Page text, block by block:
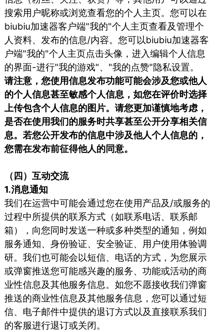
搜索用户昵称或浏览查看您的个人主页。您可以在
biubiu加速器客户端"我的"个人主页查看及管理个
人资料、发布的信息/内容。您可以biubiu加速器客
户端"我的"个人主页点击头像，进入编辑个人信息
的界面-进行"我的游戏"、"我的点赞"隐私设置。
请注意，您使用信息发布功能可能会涉及您或他人
的个人信息甚至敏感个人信息，如您在评价时选择
上传包含个人信息的图片。请您更加谨慎地考虑，
是否在使用我们的服务时共享甚至公开分享相关信
息。若您公开发布的信息中涉及他人个人信息的，
您需在发布前征得他人的同意。
（四）互动交流
1.消息通知
我们在运营中可能会通过您在使用产品及/或服务的
过程中所提供的联系方式（如联系电话、联系邮
箱），向您同时发送一种或多种类型的通知，例如
服务通知、身份验证、安全验证、用户使用体验调
研。我们也可能会以短信、电话的方式，为您展示
或弹窗推送您可能感兴趣的服务、功能或活动的商
业性信息及其他服务信息。如您不愿接收我们弹窗
推送的商业性信息及其他服务信息，您可以通过短
信、电子邮件中提供的退订方式以及直接联系我们
的客服进行退订或关闭。